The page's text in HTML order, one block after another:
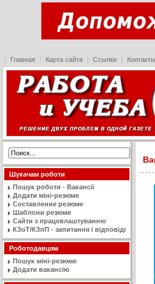
Главная Карта сайта Ссылки Контакты
Шукачам роботи
Пошук роботи - Вакансії
Додати міні-резюме
Составление резюме
Шаблони резюме
Сайти з працевлаштуванню
КЗоТ/КЗпП - запитання і відповіді
Роботодавцям
Пошук міні-резюме
Додати вакансію